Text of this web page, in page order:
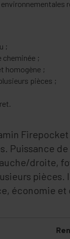
;
cheminée ;
homogène ;
pièces ;
Puissance de
droite,
économie